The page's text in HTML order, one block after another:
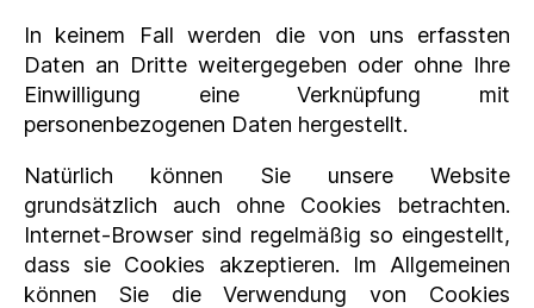
In keinem Fall werden die von uns erfassten
Daten an Dritte weitergegeben oder ohne Ihre
Einwilligung eine Verknüpfung mit
personenbezogenen Daten hergestellt.
Natürlich können Sie unsere Website
grundsätzlich auch ohne Cookies betrachten.
Internet-Browser sind regelmäßig so eingestellt,
dass sie Cookies akzeptieren. Im Allgemeinen
können Sie die Verwendung von Cookies